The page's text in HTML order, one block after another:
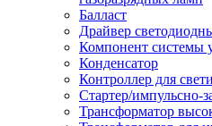
Балласт
Драйвер
Компонент системы
Конденсатор
Контроллер для
Стартер/импульсно-
Трансформатор